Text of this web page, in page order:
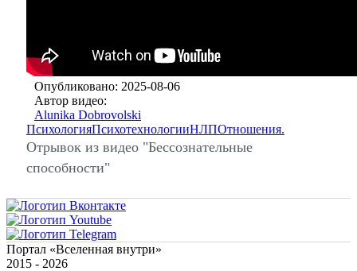
Опубликовано: 2025-08-06
Автор видео:
Alunika Dobrovolski
ПсихологияПсихотехнологииНЛПОтношения.
Отрывок из видео "Бессознательные
способности"
Портал «Вселенная внутри»
2015 - 2026